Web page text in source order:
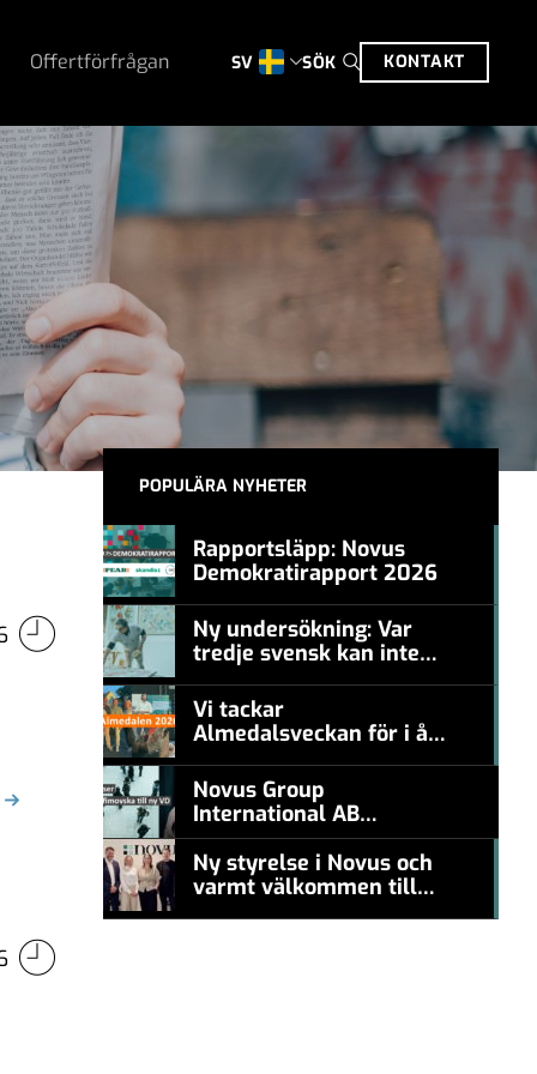
Offertförfrågan SV SÖK KONTAKT
POPULÄRA NYHETER
Rapportsläpp: Novus
Demokratirapport 2026
Ny undersökning: Var
tredje svensk kan inte
konstnär
#457a7b
Vi tackar
Almedalsveckan för i år!
Novus Group
International AB
appoints Ana
Serafimovska as new
CEO
Ny styrelse i Novus och
varmt välkommen till